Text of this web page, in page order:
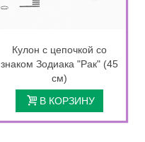
Кулон с цепочкой со
знаком Зодиака "Рак" (45
см)
В КОРЗИНУ